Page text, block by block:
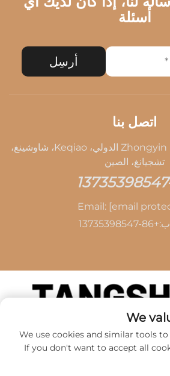
أسئلة
أرسِل
اتصل بنا
Add: الطابق 5A، مبنى Zhongyin الدولي، Keqiao، شاوشينغ،
تشجيانغ، الصين
Email: [email
+86-13735398547
حقوق الطبع والنشر © 2026 بواسطة SHAOXING TANG
CAI
سياسة الخصوصية
We
We use cookies and similar tools
If you don't want to accept all